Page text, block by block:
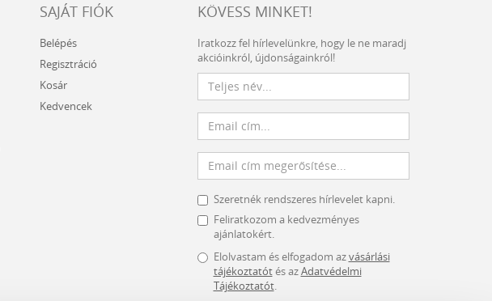
SAJÁT FIÓK
Belépés
Regisztráció
Kosár
Kedvencek
KÖVESS MINKET!
Iratkozz fel hírlevelünkre, hogy le ne maradj
akcióinkról, újdonságainkról!
Szeretnék rendszeres hírlevelet kapni.
Feliratkozom a kedvezményes
ajánlatokért.
Elolvastam és elfogadom azvásárlási
tájékoztatótés azAdatvédelmi
Tájékoztatót.